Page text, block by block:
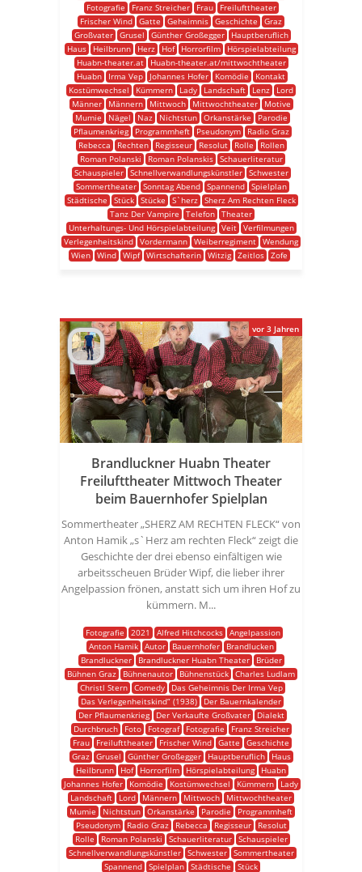
Fotografie
Franz Streicher Frau
Freilufttheater
Frischer Wind Gatte Geheimnis Geschichte
Graz
Großvater
Grusel Günther Großegger
Hauptberuflich
Haus
Heilbrunn Herz Hof Horrorfilm
Hörspielabteilung
Huabn-theater.at
Huabn-theater.at/mittwochtheater
Huabn
Irma Vep Johannes Hofer Komödie
Kontakt
Kostümwechsel
Kümmern Lady Landschaft Lenz
Lord
Männer
Männern Mittwoch Mittwochtheater
Motive
Mumie
Nägel Naz Nichtstun Orkanstärke
Parodie
Pflaumenkrieg
Programmheft Pseudonym
Radio Graz
Rebecca
Rechten Regisseur Resolut Rolle
Rollen
Roman Polanski
Roman Polanskis
Schauerliteratur
Schauspieler
Schnellverwandlungskünstler
Schwester
Sommertheater
Sonntag Abend Spannend
Spielplan
Städtische
Stück Stücke S`herz
Sherz Am Rechten Fleck
Tanz Der Vampire
Telefon Theater
Unterhaltungs- Und Hörspielabteilung
Veit
Verfilmungen
Verlegenheitskind Vordermann Weiberregiment Wendung
Wien
Wind Wipf Wirtschafterin Witzig Zeitlos Zofe
Brandluckner Huabn Theater
Freilufttheater Mittwoch Theater
beim Bauernhofer Spielplan
Sommertheater „SHERZ AM RECHTEN FLECK“ von
Anton Hamik „s`Herz am rechten Fleck“ zeigt die
Geschichte der drei ebenso einfältigen wie
arbeitsscheuen Brüder Wipf, die lieber ihrer
Angelpassion frönen, anstatt sich um ihren Hof zu
kümmern. M...
Fotografie 2021 Alfred Hitchcocks Angelpassion
Anton Hamik
Autor Bauernhofer
Brandlucken
Brandluckner
Brandluckner Huabn Theater
Brüder
Bühnen Graz
Bühnenautor Bühnenstück Charles Ludlam
Christl Stern
Comedy
Das Geheimnis Der Irma Vep
Das Verlegenheitskind“ (1938)
Der Bauernkalender
Der Pflaumenkrieg
Der Verkaufte Großvater
Dialekt
Durchbruch
Foto Fotograf Fotografie
Franz Streicher
Frau
Freilufttheater Frischer Wind Gatte
Geschichte
Graz
Grusel Günther Großegger Hauptberuflich
Haus
Heilbrunn
Hof Horrorfilm Hörspielabteilung
Huabn
Johannes Hofer
Komödie Kostümwechsel Kümmern
Lady
Landschaft
Lord Männern Mittwoch
Mittwochtheater
Mumie
Nichtstun Orkanstärke Parodie
Programmheft
Pseudonym
Radio Graz Rebecca Regisseur
Resolut
Rolle
Roman Polanski Schauerliteratur
Schauspieler
Schnellverwandlungskünstler
Schwester
Sommertheater
Spannend Spielplan Städtische
Stück
vor 3 Jahren